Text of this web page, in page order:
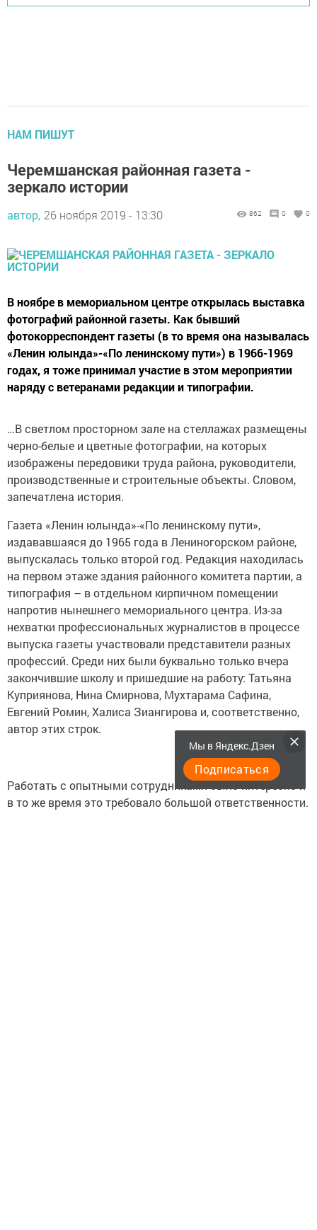
НАМ ПИШУТ
Черемшанская районная газета -
зеркало истории
автор, 26 ноября 2019 - 13:30 862 0 0
В ноябре в мемориальном центре открылась выставка
фотографий районной газеты. Как бывший
фотокорреспондент газеты (в то время она называлась
«Ленин юлында»-«По ленинскому пути») в 1966-1969
годах, я тоже принимал участие в этом мероприятии
наряду с ветеранами редакции и типографии.
…В светлом просторном зале на стеллажах размещены
черно-белые и цветные фотографии, на которых
изображены передовики труда района, руководители,
производственные и строительные объекты. Словом,
запечатлена история.
Газета «Ленин юлында»-«По ленинскому пути»,
издававшаяся до 1965 года в Лениногорском районе,
выпускалась только второй год. Редакция находилась
на первом этаже здания районного комитета партии, а
типография – в отдельном кирпичном помещении
напротив нынешнего мемориального центра. Из-за
нехватки профессиональных журналистов в процессе
выпуска газеты участвовали представители разных
профессий. Среди них были буквально только вчера
закончившие школу и пришедшие на работу: Татьяна
Куприянова, Нина Смирнова, Мухтарама Сафина,
Евгений Ромин, Халиса Зиангирова и, соответственно,
автор этих строк.
Работать с опытными сотрудниками было интересно и
в то же время это требовало большой ответственности.
Мы в Яндекс.Дзен
Подписаться